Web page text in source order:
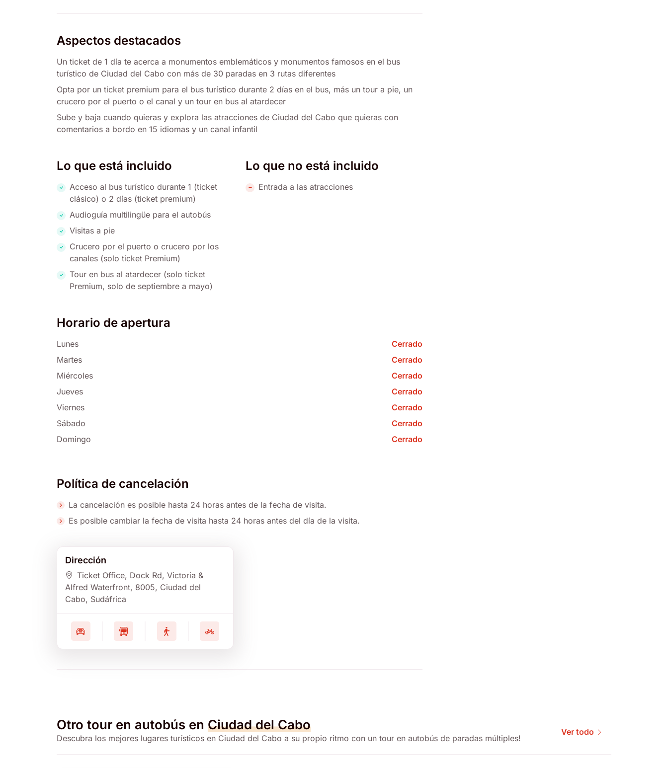
Aspectos destacados
Un ticket de 1 día te acerca a monumentos emblemáticos y monumentos famosos en el bus
turístico de Ciudad del Cabo con más de 30 paradas en 3 rutas diferentes
Opta por un ticket premium para el bus turístico durante 2 días en el bus, más un tour a pie, un
crucero por el puerto o el canal y un tour en bus al atardecer
Sube y baja cuando quieras y explora las atracciones de Ciudad del Cabo que quieras con
comentarios a bordo en 15 idiomas y un canal infantil
Lo que está incluido
Acceso al bus turístico durante 1 (ticket
clásico) o 2 días (ticket premium)
Audioguía multilingüe para el autobús
Visitas a pie
Crucero por el puerto o crucero por los
canales (solo ticket Premium)
Tour en bus al atardecer (solo ticket
Premium, solo de septiembre a mayo)
Lo que no está incluido
Entrada a las atracciones
Horario de apertura
Lunes
Cerrado
Martes
Cerrado
Miércoles
Cerrado
Jueves
Cerrado
Viernes
Cerrado
Sábado
Cerrado
Domingo
Cerrado
Política de cancelación
La cancelación es posible hasta 24 horas antes de la fecha de visita.
Es posible cambiar la fecha de visita hasta 24 horas antes del día de la visita.
Dirección
Ticket Office, Dock Rd, Victoria &
Alfred Waterfront, 8005, Ciudad del
Cabo, Sudáfrica
Otro tour en autobús en Ciudad del Cabo
Descubra los mejores lugares turísticos en Ciudad del Cabo a su propio ritmo con un tour en autobús de paradas múltiples!
Ver todo